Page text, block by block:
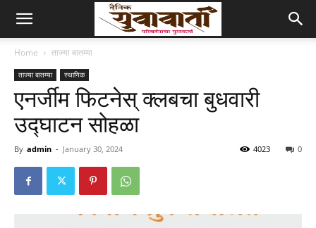
Home ताज्या बातम्या
ताज्या बातम्या स्थानिक
एनर्जीम फिटनेस् क्लबचा बुधवारी
उद्घाटन सोहळा
By admin - January 30, 2024 0
4023